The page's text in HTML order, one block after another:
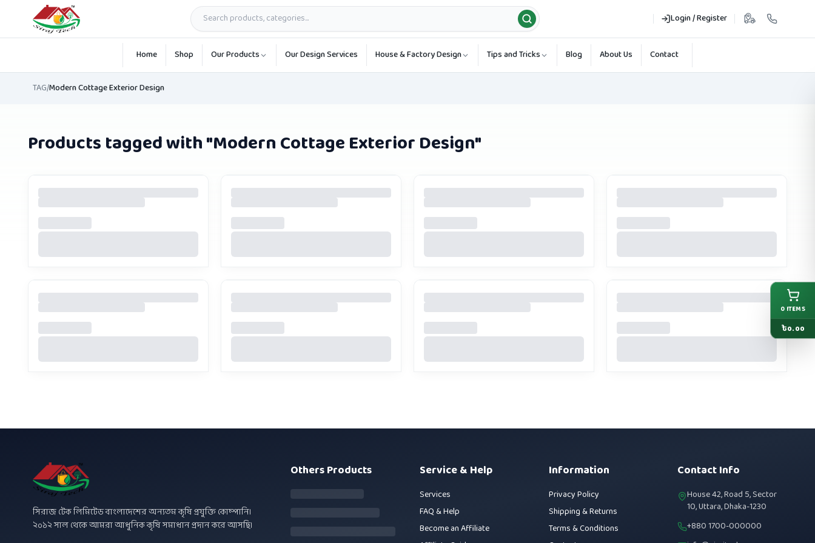
Login / Register
Skip to main content
Home Shop Our Products Our Design Services House & Factory Design Tips and Tricks Blog About Us Contact
TAG/Modern Cottage Exterior Design
Products tagged with "Modern Cottage Exterior Design"
সিরাজ টেক লিমিটেড বাংলাদেশের অন্যতম কৃষি প্রযুক্তি কোম্পানি।
২০১২ সাল থেকে আমরা আধুনিক কৃষি সমাধান প্রদান করে আসছি।
Others Products Service & Help
Services
FAQ & Help
Become an Affiliate
Information
Privacy Policy
Shipping & Returns
Terms & Conditions
Contact Info
House 42, Road 5, Sector
10, Uttara, Dhaka-1230
+880 1700-000000
0 ITEMS
৳0.00